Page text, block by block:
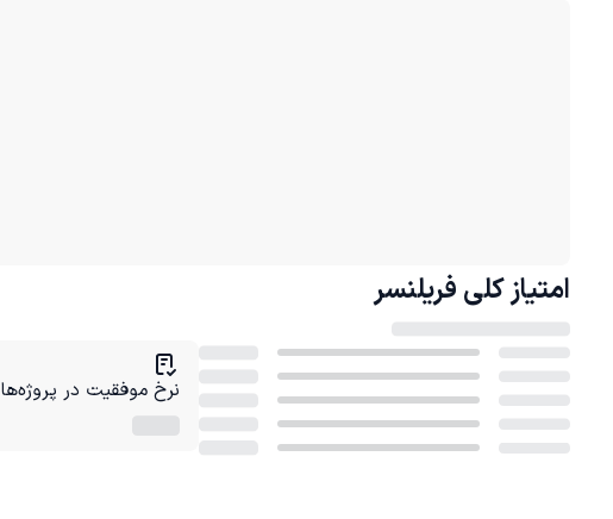
امتیاز کلی فریلنسر
نرخ موفقیت در پروژه‌ها